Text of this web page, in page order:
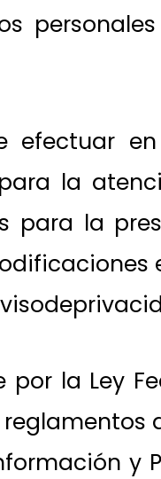
efectuar
la
para la
la Ley
y